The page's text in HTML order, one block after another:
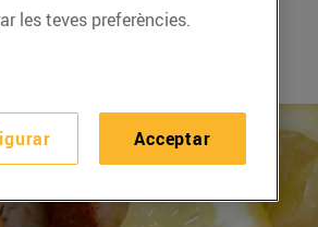
les teves preferències.
Acceptar